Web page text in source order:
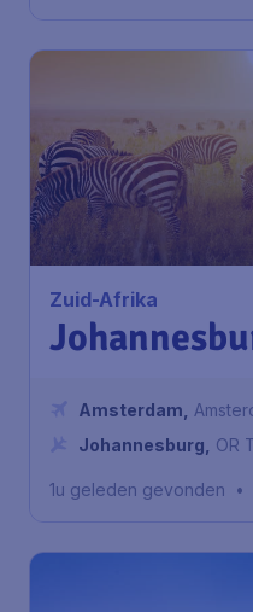
Zuid-Afrika
Amsterdam
Schiphol
Johannesburg
OR
1u geleden gevonden •